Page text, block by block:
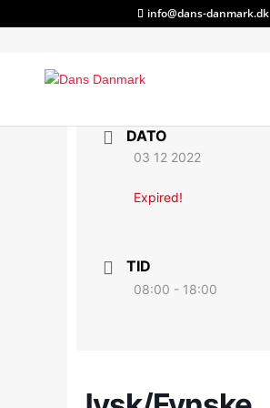
info@dans-danmark.dk
DATO
03 12 2022
Expired!
TID
08:00 - 18:00